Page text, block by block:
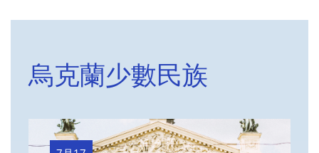
烏克蘭少數民族